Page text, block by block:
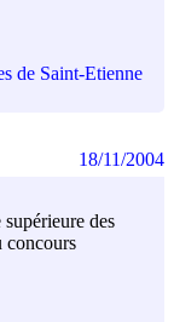
de Saint-Etienne
des
concours
18/11/2004